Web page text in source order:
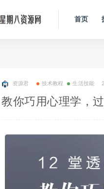
首页
资源君 技术教程 生活技能
教你巧用心理学，